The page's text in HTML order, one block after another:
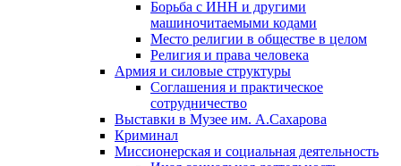
Борьба с ИНН и другими
машиночитаемыми кодами
Место религии в обществе в целом
Религия и права человека
Армия и силовые структуры
Соглашения и практическое
сотрудничество
Выставки в Музее им. А.Сахарова
Криминал
Миссионерская и социальная деятельность